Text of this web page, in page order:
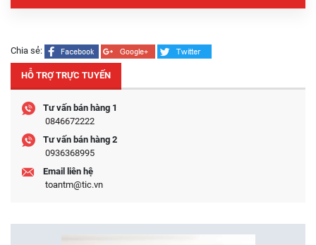
Chia sẻ:
HỖ TRỢ TRỰC TUYẾN
Tư vấn bán hàng 1
0846672222
Tư vấn bán hàng 2
0936368995
Email liên hệ
toantm@tic.vn